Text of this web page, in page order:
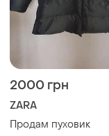
2000 грн
ZARA
Продам пуховик